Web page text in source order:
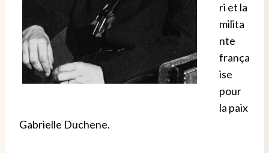
ri et la
milita
nte
frança
ise
pour
la paix
Gabrielle Duchene.